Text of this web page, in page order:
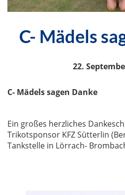
C- Mädels
22.
C- Mädels sagen Danke
Ein großes herzliches
Trikotsponsor KFZ Sütterlin
Tankstelle in Lörrach-